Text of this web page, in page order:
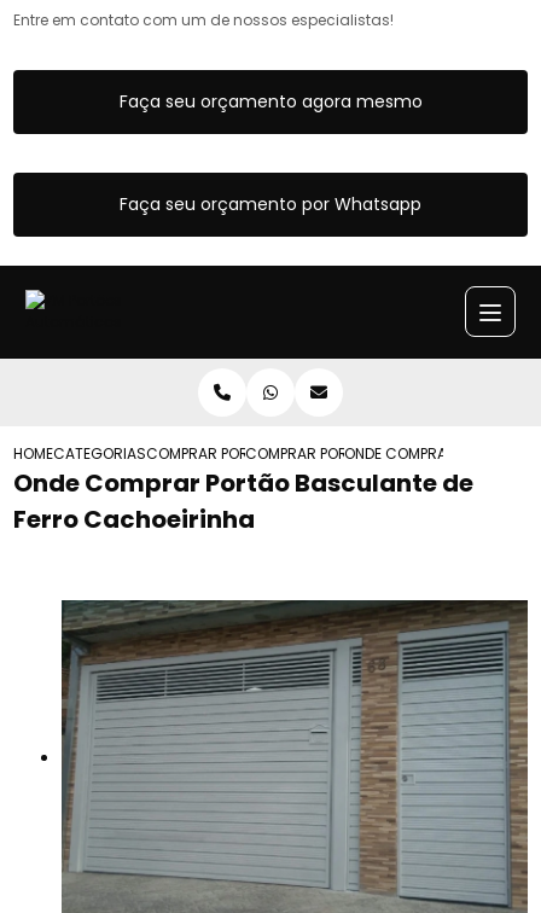
Entre em contato com um de nossos especialistas!
Faça seu orçamento agora mesmo
Faça seu orçamento por Whatsapp
HOMECATEGORIASCOMPRAR PORTAO BASCULANTE
COMPRAR PORTAO BASCULANTE MANUAL
ONDE COMPRAR PORTAO
Onde Comprar Portão Basculante de
Ferro Cachoeirinha